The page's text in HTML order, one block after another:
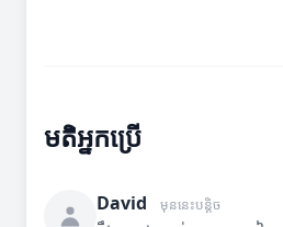
មតិអ្នកប្រើ
David មុននេះបន្តិច